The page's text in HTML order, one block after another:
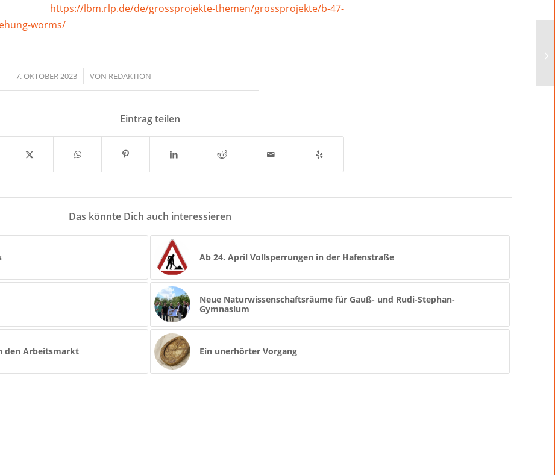
https://lbm.rlp.de/de/grossprojekte-themen/grossprojekte/b-47-
worms/
7. OKTOBER 2023
/ VON REDAKTION
Eintrag teilen
Das könnte Dich auch interessieren
Ab 24. April Vollsperrungen in der Hafenstraße
Neue Naturwissenschaftsräume für Gauß- und Rudi-Stephan-
Gymnasium
den Arbeitsmarkt Ein unerhörter Vorgang